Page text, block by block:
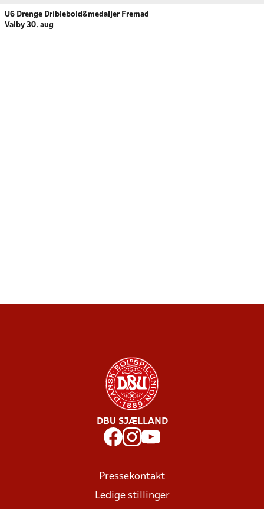
U6 Drenge Driblebold&medaljer Fremad
Valby 30. aug
DBU SJÆLLAND
Pressekontakt
Ledige stillinger